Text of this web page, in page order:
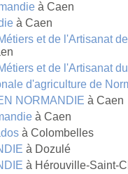
à Caen
à Caen
et de l'Artisanat
et de l'Artisanat
d'agriculture de
NORMANDIE à Caen
à Caen
à Colombelles
à Dozulé
à Hérouville-Saint-